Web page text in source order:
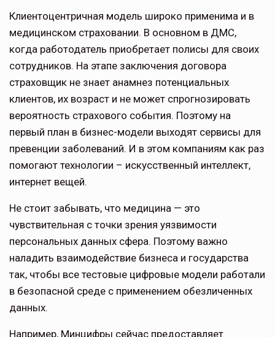
Клиентоцентричная модель широко применима и в
медицинском страховании. В основном в ДМС,
когда работодатель приобретает полисы для своих
сотрудников. На этапе заключения договора
страховщик не знает анамнез потенциальных
клиентов, их возраст и не может спрогнозировать
вероятность страхового события. Поэтому на
первый план в бизнес-модели выходят сервисы для
превенции заболеваний. И в этом компаниям как раз
помогают технологии – искусственный интеллект,
интернет вещей.
Не стоит забывать, что медицина — это
чувствительная с точки зрения уязвимости
персональных данных сфера. Поэтому важно
наладить взаимодействие бизнеса и государства
так, чтобы все тестовые цифровые модели работали
в безопасной среде с применением обезличенных
данных.
Например, Минцифры сейчас предоставляет